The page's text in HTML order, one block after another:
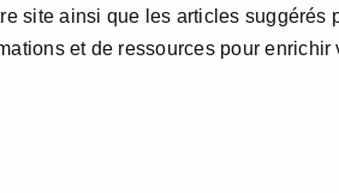
site ainsi que les articles suggérés
et de ressources pour